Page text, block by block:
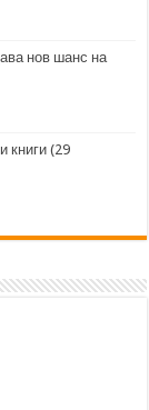
нов шанс на
книги (29